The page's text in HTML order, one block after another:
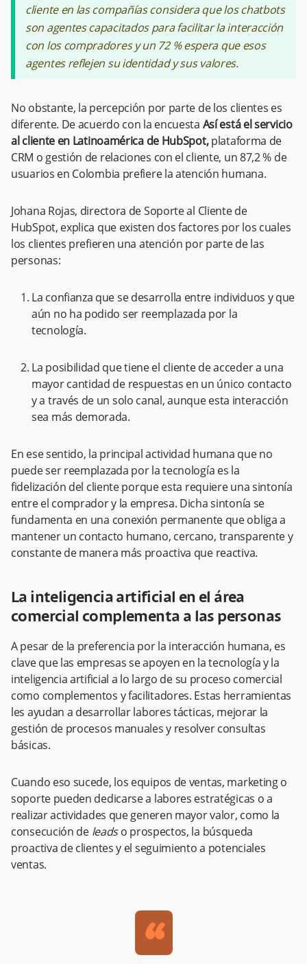
cliente en las compañías considera que los chatbots
son agentes capacitados para facilitar la interacción
con los compradores y un 72 % espera que esos
agentes reflejen su identidad y sus valores.
No obstante, la percepción por parte de los clientes es
diferente. De acuerdo con la encuesta Así está el servicio
al cliente en Latinoamérica de HubSpot,plataforma de
CRM o gestión de relaciones con el cliente, un 87,2 % de
usuarios en Colombia prefiere la atención humana.
Johana Rojas, directora de Soporte al Cliente de
HubSpot, explica que existen dos factores por los cuales
los clientes prefieren una atención por parte de las
personas:
La confianza que se desarrolla entre individuos y que
aún no ha podido ser reemplazada por la
tecnología.
La posibilidad que tiene el cliente de acceder a una
mayor cantidad de respuestas en un único contacto
y a través de un solo canal, aunque esta interacción
sea más demorada.
En ese sentido, la principal actividad humana que no
puede ser reemplazada por la tecnología es la
fidelización del cliente porque esta requiere una sintonía
entre el comprador y la empresa. Dicha sintonía se
fundamenta en una conexión permanente que obliga a
mantener un contacto humano, cercano, transparente y
constante de manera más proactiva que reactiva.
La inteligencia artificial en el área
comercial complementa a las personas
A pesar de la preferencia por la interacción humana, es
clave que las empresas se apoyen en la tecnología y la
inteligencia artificial a lo largo de su proceso comercial
como complementos y facilitadores. Estas herramientas
les ayudan a desarrollar labores tácticas, mejorar la
gestión de procesos manuales y resolver consultas
básicas.
Cuando eso sucede, los equipos de ventas, marketing o
soporte pueden dedicarse a labores estratégicas o a
realizar actividades que generen mayor valor, como la
consecución de leadso prospectos, la búsqueda
proactiva de clientes y el seguimiento a potenciales
ventas.